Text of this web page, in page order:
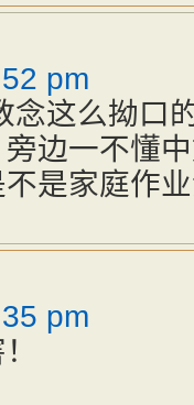
pm
念这么拗口
边一不懂
不是家庭作
pm